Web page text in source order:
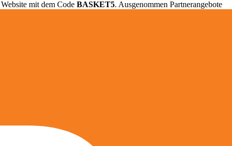
mit dem Code BASKET5. Ausgenommen Partnerangebote